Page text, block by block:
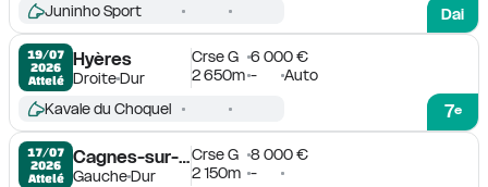
Dai
Juninho Sport
19/07
2026
Attelé
Hyères
DroiteDur
Crse G
6 000 €
2 650m - Auto
7e
Kavale du Choquel
17/07
2026
Attelé
Cagnes-sur-Mer
GaucheDur
Crse G
8 000 €
2 150m -